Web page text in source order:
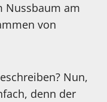
Nussbaum am
von
Nun,
denn der